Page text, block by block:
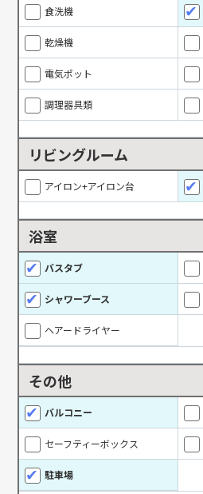
食洗機
乾燥機
電気ポット
調理器具類
リビングルーム
アイロン+アイロン台
浴室
バスタブ
シャワーブース
ヘアードライヤー
その他
バルコニー
セーフティーボックス
駐車場